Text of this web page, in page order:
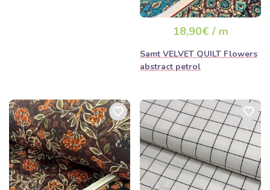
18,90€ / m
Samt VELVET QUILT Flowers
abstract petrol